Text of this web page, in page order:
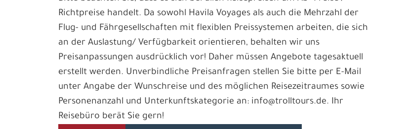
Richtpreise handelt. Da sowohl Havila Voyages als auch die Mehrzahl der
Flug- und Fährgesellschaften mit flexiblen Preissystemen arbeiten, die sich
an der Auslastung/ Verfügbarkeit orientieren, behalten wir uns
Preisanpassungen ausdrücklich vor! Daher müssen Angebote tagesaktuell
erstellt werden. Unverbindliche Preisanfragen stellen Sie bitte per E-Mail
unter Angabe der Wunschreise und des möglichen Reisezeitraumes sowie
Personenanzahl und Unterkunftskategorie an: info@trolltours.de. Ihr
Reisebüro berät Sie gern!